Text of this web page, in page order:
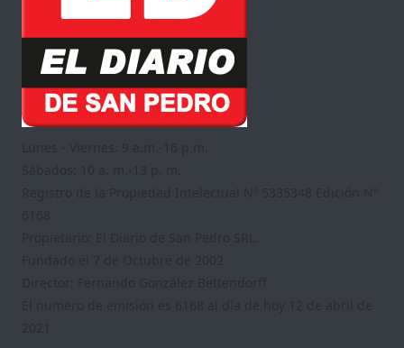
Lunes - Viernes: 9 a.m.-16 p.m.
Sábados: 10 a. m.-13 p. m.
Registro de la Propiedad Intelectual Nº 5335348 Edición Nº
6168
Propietario: El Diario de San Pedro SRL.
Fundado el 7 de Octubre de 2002
Director: Fernando González Bettendorff
El numero de emisión es 6168 al día de hoy 12 de abril de
2021